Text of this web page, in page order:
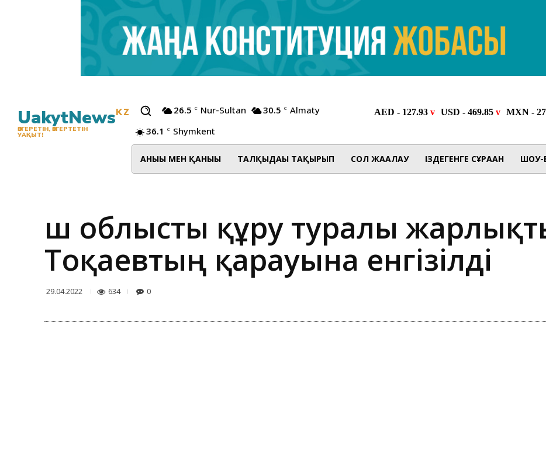
UakytNewsKZ
ӨЗГЕРЕТІН, ӨЗГЕРТЕТІН
УАҚЫТ!
26.5 C Nur-Sultan 30.5 C Almaty
36.1
C Shymkent
АНЫҒЫ МЕН ҚАНЫҒЫ ТАЛҚЫДАҒЫ ТАҚЫРЫП СОЛ ЖАҒАЛАУ ІЗДЕГЕНГЕ СҰРАҒАН ШОУ-
Үш облысты құру туралы
Тоқаевтың қарауына енгізілді
29.04.2022 634 0